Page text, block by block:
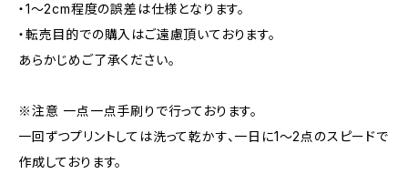
・1～2cm程度の誤差は仕様となります。
・転売目的での購入はご遠慮頂いております。
あらかじめご了承ください。
※注意 一点一点手刷りで行っております。
一回ずつプリントしては洗って乾かす、一日に1～2点のスピードで
作成しております。